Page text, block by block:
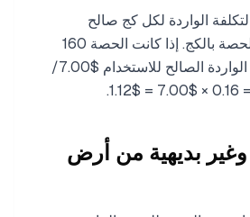
الواردة لكل كج صالح
للاستخدام × حجم الحصة بالكج. إذا كانت الحصة 160
غرام وسعر التكلفة الواردة الصالح للاستخدام $7.00/
بديهية من أرض